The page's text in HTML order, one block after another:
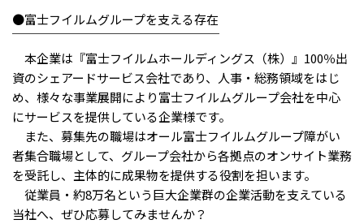
●富士フイルムグループを支える存在
￣￣￣￣￣￣￣￣￣￣￣￣￣￣￣￣￣
本企業は『富士フイルムホールディングス（株）』100％出
資のシェアードサービス会社であり、人事・総務領域をはじ
め、様々な事業展開により富士フイルムグループ会社を中心
にサービスを提供している企業様です。
また、募集先の職場はオール富士フイルムグループ障がい
者集合職場として、グループ会社から各拠点のオンサイト業務
を受託し、主体的に成果物を提供する役割を担います。
従業員・約8万名という巨大企業群の企業活動を支えている
当社へ、ぜひ応募してみませんか？
ソーシャルファームサービス
新しい障害者雇用支援サービス
ご利用ガイド
法人向けページ